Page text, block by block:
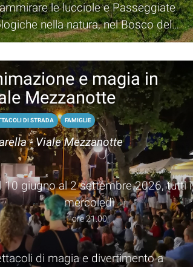
le lucciole e Passeggiate
nella natura, nel Bosco del
D’Altemps a Castiglione di Cervia
e magia in
Mezzanotte
DI STRADA FAMIGLIE
- Viale Mezzanotte
10 giugno al 2 settembre 2026, tutti i
mercoledì
ore 21.00
di magia e divertimento a